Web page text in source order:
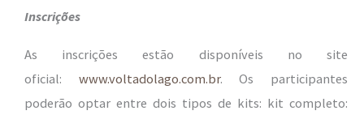
Inscrições
As inscrições estão disponíveis no site
oficial: www.voltadolago.com.br. Os participantes
poderão optar entre dois tipos de kits: kit completo: